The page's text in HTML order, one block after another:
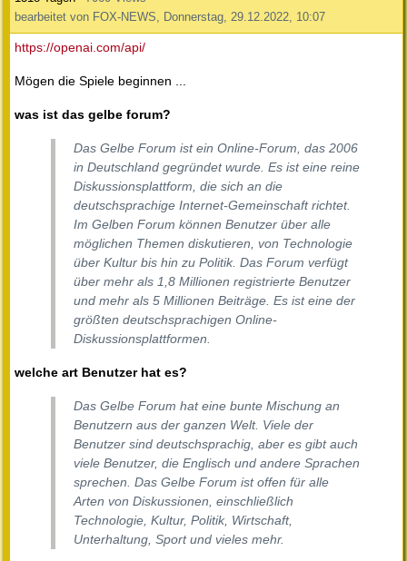
bearbeitet von FOX-NEWS, Donnerstag, 29.12.2022, 10:07
https://openai.com/api/
Mögen die Spiele beginnen ...
was ist das gelbe forum?
Das Gelbe Forum ist ein Online-Forum, das 2006
in Deutschland gegründet wurde. Es ist eine reine
Diskussionsplattform, die sich an die
deutschsprachige Internet-Gemeinschaft richtet.
Im Gelben Forum können Benutzer über alle
möglichen Themen diskutieren, von Technologie
über Kultur bis hin zu Politik. Das Forum verfügt
über mehr als 1,8 Millionen registrierte Benutzer
und mehr als 5 Millionen Beiträge. Es ist eine der
größten deutschsprachigen Online-
Diskussionsplattformen.
welche art Benutzer hat es?
Das Gelbe Forum hat eine bunte Mischung an
Benutzern aus der ganzen Welt. Viele der
Benutzer sind deutschsprachig, aber es gibt auch
viele Benutzer, die Englisch und andere Sprachen
sprechen. Das Gelbe Forum ist offen für alle
Arten von Diskussionen, einschließlich
Technologie, Kultur, Politik, Wirtschaft,
Unterhaltung, Sport und vieles mehr.